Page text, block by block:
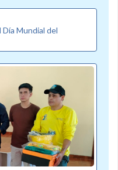
Mundial del